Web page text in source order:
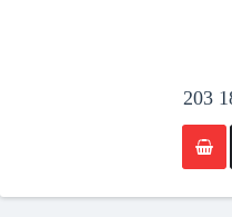
203